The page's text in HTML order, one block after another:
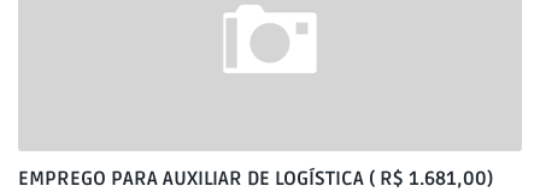
EMPREGO PARA AUXILIAR DE LOGÍSTICA ( R$ 1.681,00)